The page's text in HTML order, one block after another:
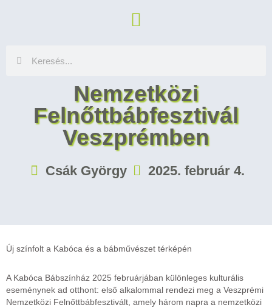
Nemzetközi
Felnőttbábfesztivál
Veszprémben
Csák György 2025. február 4.
Új színfolt a Kabóca és a bábművészet térképén
A Kabóca Bábszínház 2025 februárjában különleges kulturális
eseménynek ad otthont: első alkalommal rendezi meg a Veszprémi
Nemzetközi Felnőttbábfesztivált, amely három napra a nemzetközi